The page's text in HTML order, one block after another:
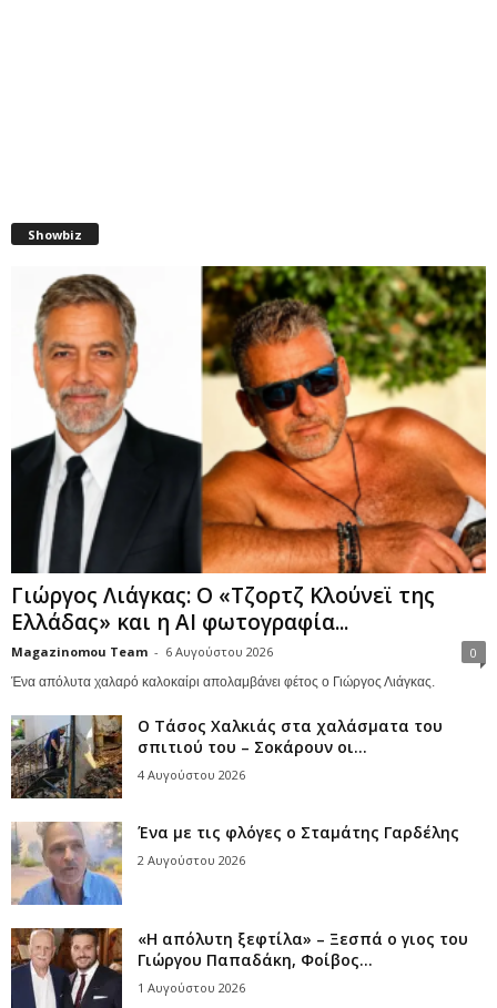
Showbiz
Γιώργος Λιάγκας: Ο «Τζορτζ Κλούνεϊ της
Ελλάδας» και η AI φωτογραφία...
Magazinomou Team - 6 Αυγούστου 2026 0
Ένα απόλυτα χαλαρό καλοκαίρι απολαμβάνει φέτος ο Γιώργος Λιάγκας.
Ο Τάσος Χαλκιάς στα χαλάσματα του
σπιτιού του – Σοκάρουν οι...
4 Αυγούστου 2026
Ένα με τις φλόγες ο Σταμάτης Γαρδέλης
2 Αυγούστου 2026
«Η απόλυτη ξεφτίλα» – Ξεσπά ο γιος του
Γιώργου Παπαδάκη, Φοίβος...
1 Αυγούστου 2026